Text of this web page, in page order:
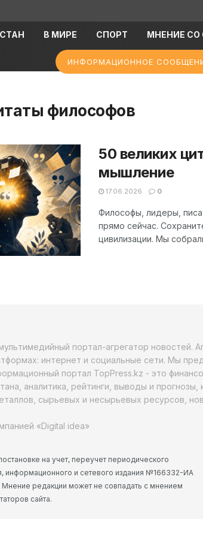
В МИРЕ СПОРТ МНЕНИЕ
ИНФОРМАЦИОННОЕ
философов
50 великих
мышление
17.06.2026 0
Философы, лидеры,
прямо сейчас.
цивилизации. Мы
портал-агрегатор новостей.
интернет и социальные сети. Мы
портал TopPress.kz - это
аналитика, рейтинги, выводы и
сырьевых и несырьевых ресурсов,
«Digital idea»
на учет, переучет периодического
информационного и сетевого издания №166332-ИА
Мнение редакции может не совпадать с мнением
сайта.